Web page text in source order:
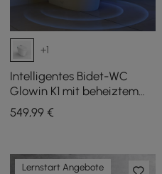
+1
Intelligentes Bidet-WC
Glowin K1 mit beheiztem
Sitz und hinterer
Umgebungsbeleuchtung
549,99 €
Lernstart Angebote